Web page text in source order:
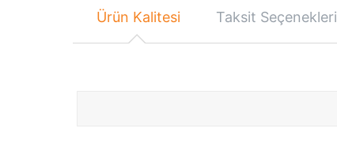
Ürün Kalitesi Taksit Seçenekleri